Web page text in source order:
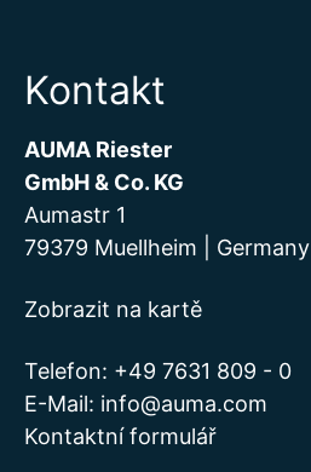
Kontakt
AUMA Riester
GmbH & Co. KG
Aumastr 1
79379 Muellheim | Germany
Zobrazit na kartě
Telefon: +49 7631 809 - 0
E-Mail: info@auma.com
Kontaktní formulář